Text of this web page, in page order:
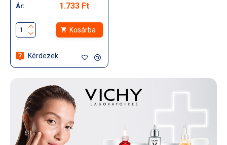
Ár:
1.733 Ft
Kosárba
Kérdezek